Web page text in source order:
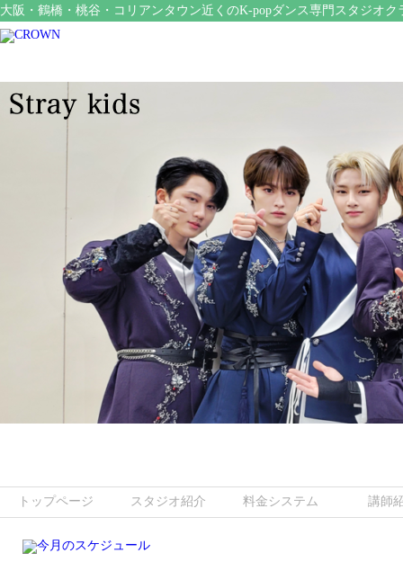
大阪・鶴橋・桃谷・コリアンタウン近くのK-popダンス専門スタジオク
トップページ スタジオ紹介 料金システム 講師